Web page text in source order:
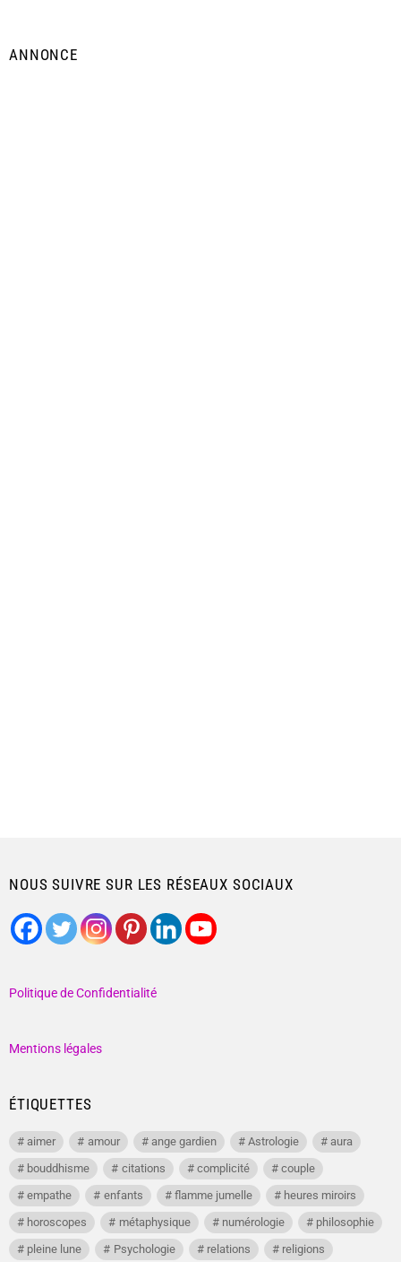
ANNONCE
NOUS SUIVRE SUR LES RÉSEAUX SOCIAUX
Politique de Confidentialité
Mentions légales
ÉTIQUETTES
aimer amour ange gardien Astrologie
aura
bouddhisme
citations complicité
couple
empathe
enfants flamme jumelle
heures miroirs
horoscopes
métaphysique numérologie
philosophie
pleine lune
Psychologie relations religions